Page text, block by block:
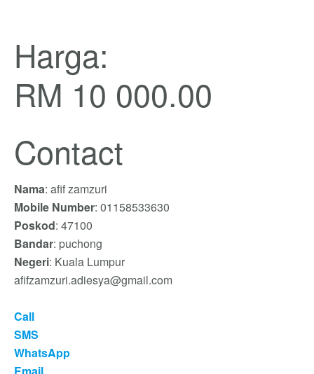
Harga:
RM 10 000.00
Contact
Nama: afif zamzuri
Mobile Number: 01158533630
Poskod: 47100
Bandar: puchong
Negeri: Kuala Lumpur
afifzamzuri.adiesya@gmail.com
Call
SMS
WhatsApp
Email